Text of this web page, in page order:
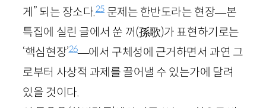
게” 되는 장소다.25 문제는 한반도라는 현장—본
특집에 실린 글에서 쑨 꺼(孫歌)가 표현하기로는
‘핵심현장’26—에서 구체성에 근거하면서 과연 그
로부터 사상적 과제를 끌어낼 수 있는가에 달려
있을 것이다.